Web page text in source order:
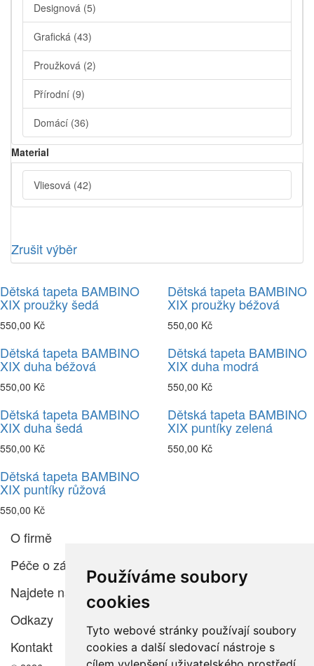
Používáme soubory
cookies
Tyto webové stránky používají soubory
cookies a další sledovací nástroje s
Designová (5)
Grafická (43)
Proužková (2)
Přírodní (9)
Domácí (36)
Material
Vliesová (42)
Zrušit výběr
Dětská tapeta BAMBINO
XIX proužky šedá
550,00 Kč
Dětská tapeta BAMBINO
XIX proužky béžová
550,00 Kč
Dětská tapeta BAMBINO
XIX duha béžová
550,00 Kč
Dětská tapeta BAMBINO
XIX duha modrá
550,00 Kč
Dětská tapeta BAMBINO
XIX duha šedá
550,00 Kč
Dětská tapeta BAMBINO
XIX puntíky zelená
550,00 Kč
Dětská tapeta BAMBINO
XIX puntíky růžová
550,00 Kč
O firmě
Péče o zákazníka
Najdete nás
Odkazy
Kontakt